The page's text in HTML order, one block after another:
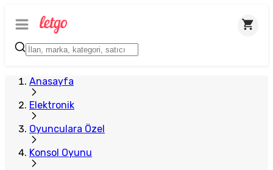
Anasayfa
Elektronik
Oyunculara Özel
Konsol Oyunu